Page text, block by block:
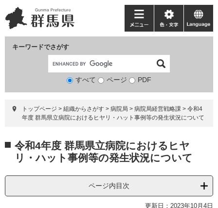
ー
ジ
ニ
ュ
て
キーワードでさがす
検
象
すべて ページ PDF
メ
ニ
ー
色・
文
language
トップページ > 組織からさがす > 病院局 > 病院局経営戦略課 > 令和4
年度 群馬県立病院におけるヒヤリ・ハット事例等の発生状況について
文 令和4年度 群馬県立病院におけるヒヤ
リ・ハット事例等の発生状況について
ページ内目次
更新日：2023年10月4日